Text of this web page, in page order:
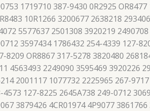
1719710 387-9430 0R2925
10R1266 3200677 2638218
5577637 2501308 3920219
3597434 1786432 254-4339 127-
8209 OR8867 317-5278 3820480
4563493 2249090 3595469 3920226
2001117 1077732 2225965 267-
127-8225 2645A738 249-0712
3879426 4CR01974 4P9077